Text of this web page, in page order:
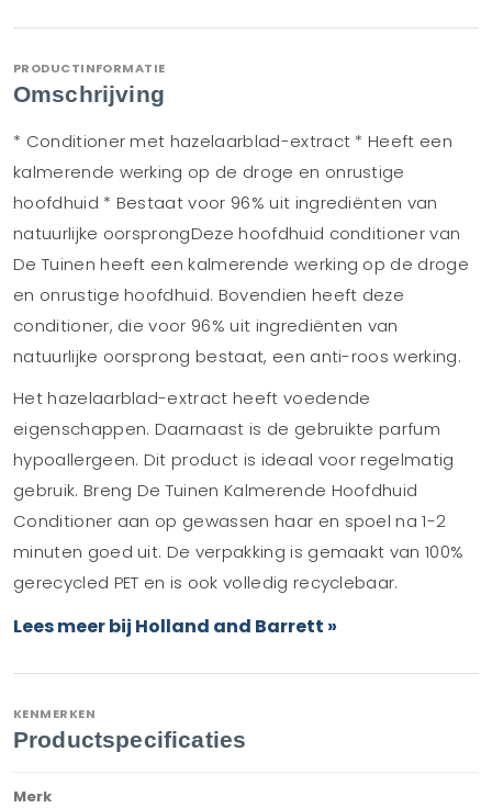
PRODUCTINFORMATIE
Omschrijving
* Conditioner met hazelaarblad-extract * Heeft een
kalmerende werking op de droge en onrustige
hoofdhuid * Bestaat voor 96% uit ingrediënten van
natuurlijke oorsprongDeze hoofdhuid conditioner van
De Tuinen heeft een kalmerende werking op de droge
en onrustige hoofdhuid. Bovendien heeft deze
conditioner, die voor 96% uit ingrediënten van
natuurlijke oorsprong bestaat, een anti-roos werking.
Het hazelaarblad-extract heeft voedende
eigenschappen. Daarnaast is de gebruikte parfum
hypoallergeen. Dit product is ideaal voor regelmatig
gebruik. Breng De Tuinen Kalmerende Hoofdhuid
Conditioner aan op gewassen haar en spoel na 1-2
minuten goed uit. De verpakking is gemaakt van 100%
gerecycled PET en is ook volledig recyclebaar.
Lees meer bij Holland and Barrett »
KENMERKEN
Productspecificaties
Merk